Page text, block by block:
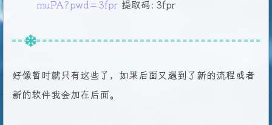
muPA?pwd=3fpr 提取码: 3fpr
好像暂时就只有这些了，如果后面又遇到了新的流程或者
新的软件我会加在后面。